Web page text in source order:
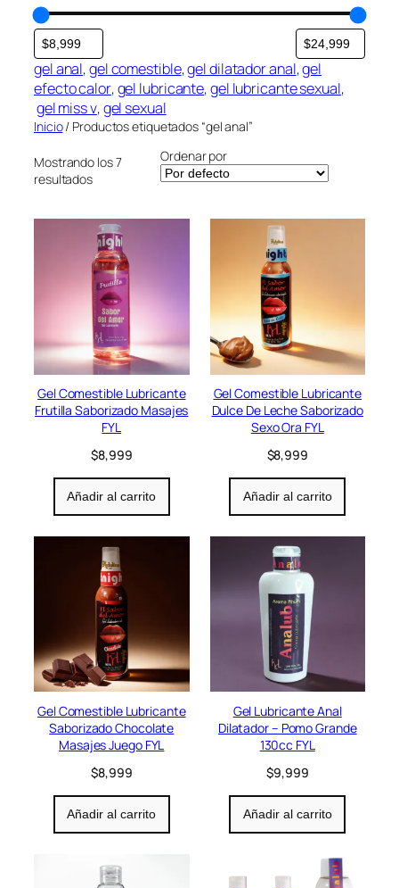
r
í
a
gel anal, gel comestible, gel dilatador anal, gel
efecto calor, gel lubricante, gel lubricante sexual,
gel miss v, gel sexual
Inicio/ Productos etiquetados “gel anal”
Mostrando los 7
resultados
Ordenar por
Gel Comestible Lubricante
Frutilla Saborizado Masajes
FYL
$8,999
Añadir al carrito
Gel Comestible Lubricante
Dulce De Leche Saborizado
Sexo Ora FYL
$8,999
Añadir al carrito
Gel Comestible Lubricante
Saborizado Chocolate
Masajes Juego FYL
$8,999
Añadir al carrito
Gel Lubricante Anal
Dilatador – Pomo Grande
130cc FYL
$9,999
Añadir al carrito